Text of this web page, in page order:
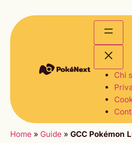
Chi
Home » Guide » GCC Pokémon